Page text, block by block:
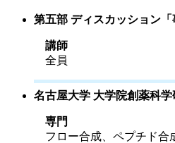
第五部 ディスカッション「
講師
全員
名古屋大学 大学院創薬科
専門
フロー合成、ペプチド合